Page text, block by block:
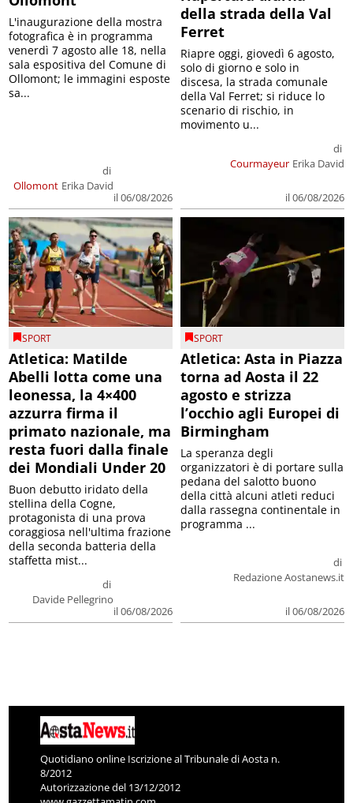
Ollomont
di
Erika David
il 06/08/2026
L'inaugurazione della mostra
fotografica è in programma
venerdì 7 agosto alle 18, nella
sala espositiva del Comune di
Ollomont; le immagini esposte
sa...
della strada della Val
Ferret
Courmayeur
di
Erika David
il 06/08/2026
Riapre oggi, giovedì 6 agosto,
solo di giorno e solo in
discesa, la strada comunale
della Val Ferret; si riduce lo
scenario di rischio, in
movimento u...
SPORT
Atletica: Matilde
Abelli lotta come una
leonessa, la 4×400
azzurra firma il
primato nazionale, ma
resta fuori dalla finale
dei Mondiali Under 20
di
Davide Pellegrino
il 06/08/2026
Buon debutto iridato della
stellina della Cogne,
protagonista di una prova
coraggiosa nell'ultima frazione
della seconda batteria della
staffetta mist...
SPORT
Atletica: Asta in Piazza
torna ad Aosta il 22
agosto e strizza
l’occhio agli Europei di
Birmingham
di
Redazione Aostanews.it
il 06/08/2026
La speranza degli
organizzatori è di portare sulla
pedana del salotto buono
della città alcuni atleti reduci
dalla rassegna continentale in
programma ...
Quotidiano online Iscrizione al Tribunale di Aosta n.
8/2012
Autorizzazione del 13/12/2012